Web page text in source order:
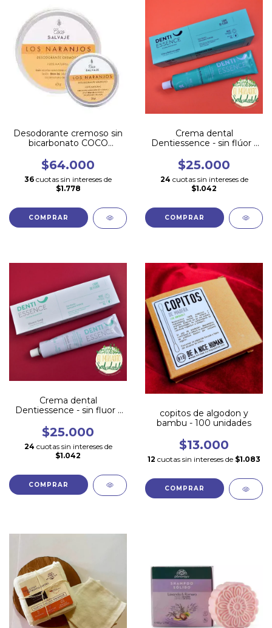
Desodorante cremoso sin
bicarbonato COCO
$64.000
36 cuotas sin intereses de
$1.778
COMPRAR
Crema dental
Dentiessence - sin flúor -
MENTA INTENSA - 90gr
$25.000
24 cuotas sin intereses de
$1.042
Crema dental
Dentiessence - sin fluor -
COCO Y CANELA 90gr
$25.000
24 cuotas sin intereses de
$1.042
copitos de algodon y
bambu - 100 unidades
$13.000
12 cuotas sin intereses de $1.083